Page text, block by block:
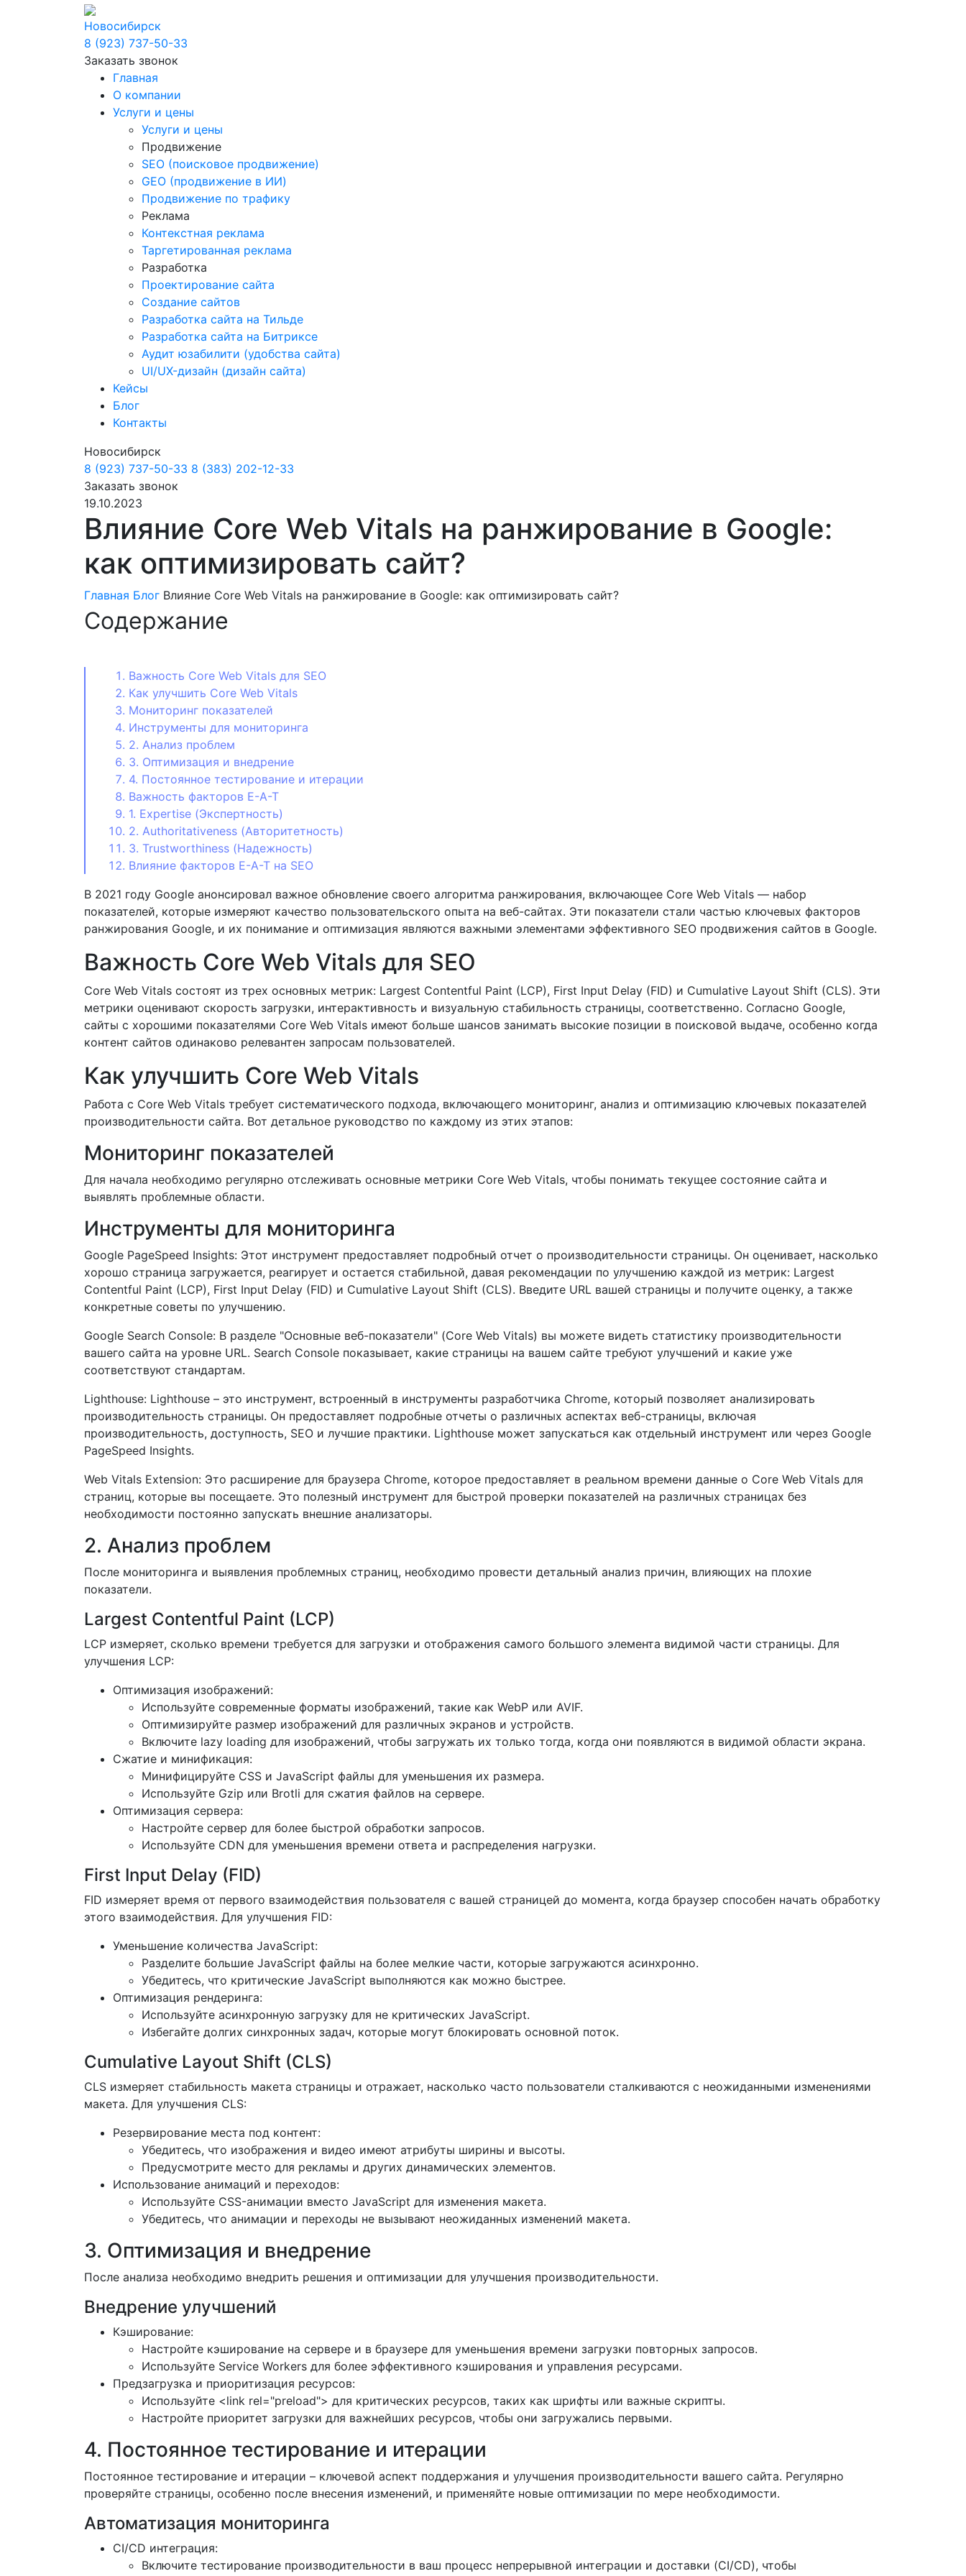
Новосибирск
8 (923) 737-50-33
Заказать звонок
Главная
О компании
Услуги и цены
Услуги и цены
Продвижение
SEO (поисковое продвижение)
GEO (продвижение в ИИ)
Продвижение по трафику
Реклама
Контекстная реклама
Таргетированная реклама
Разработка
Проектирование сайта
Создание сайтов
Разработка сайта на Тильде
Разработка сайта на Битриксе
Аудит юзабилити (удобства сайта)
UI/UX-дизайн (дизайн сайта)
Кейсы
Блог
Контакты
Новосибирск
8 (923) 737-50-33 8 (383) 202-12-33
Заказать звонок
19.10.2023
Влияние Core Web Vitals на ранжирование в Google:
как оптимизировать сайт?
Главная Блог Влияние Core Web Vitals на ранжирование в Google: как оптимизировать сайт?
Содержание
Важность Core Web Vitals для SEO
Как улучшить Core Web Vitals
Мониторинг показателей
Инструменты для мониторинга
2. Анализ проблем
3. Оптимизация и внедрение
4. Постоянное тестирование и итерации
Важность факторов E-A-T
1. Expertise (Экспертность)
2. Authoritativeness (Авторитетность)
3. Trustworthiness (Надежность)
Влияние факторов E-A-T на SEO
В 2021 году Google анонсировал важное обновление своего алгоритма ранжирования, включающее Core Web Vitals — набор
показателей, которые измеряют качество пользовательского опыта на веб-сайтах. Эти показатели стали частью ключевых факторов
ранжирования Google, и их понимание и оптимизация являются важными элементами эффективного SEO продвижения сайтов в Google.
Важность Core Web Vitals для SEO
Core Web Vitals состоят из трех основных метрик: Largest Contentful Paint (LCP), First Input Delay (FID) и Cumulative Layout Shift (CLS). Эти
метрики оценивают скорость загрузки, интерактивность и визуальную стабильность страницы, соответственно. Согласно Google,
сайты с хорошими показателями Core Web Vitals имеют больше шансов занимать высокие позиции в поисковой выдаче, особенно когда
контент сайтов одинаково релевантен запросам пользователей.
Как улучшить Core Web Vitals
Работа с Core Web Vitals требует систематического подхода, включающего мониторинг, анализ и оптимизацию ключевых показателей
производительности сайта. Вот детальное руководство по каждому из этих этапов:
Мониторинг показателей
Для начала необходимо регулярно отслеживать основные метрики Core Web Vitals, чтобы понимать текущее состояние сайта и
выявлять проблемные области.
Инструменты для мониторинга
Google PageSpeed Insights: Этот инструмент предоставляет подробный отчет о производительности страницы. Он оценивает, насколько
хорошо страница загружается, реагирует и остается стабильной, давая рекомендации по улучшению каждой из метрик: Largest
Contentful Paint (LCP), First Input Delay (FID) и Cumulative Layout Shift (CLS). Введите URL вашей страницы и получите оценку, а также
конкретные советы по улучшению.
Google Search Console: В разделе "Основные веб-показатели" (Core Web Vitals) вы можете видеть статистику производительности
вашего сайта на уровне URL. Search Console показывает, какие страницы на вашем сайте требуют улучшений и какие уже
соответствуют стандартам.
Lighthouse: Lighthouse – это инструмент, встроенный в инструменты разработчика Chrome, который позволяет анализировать
производительность страницы. Он предоставляет подробные отчеты о различных аспектах веб-страницы, включая
производительность, доступность, SEO и лучшие практики. Lighthouse может запускаться как отдельный инструмент или через Google
PageSpeed Insights.
Web Vitals Extension: Это расширение для браузера Chrome, которое предоставляет в реальном времени данные о Core Web Vitals для
страниц, которые вы посещаете. Это полезный инструмент для быстрой проверки показателей на различных страницах без
необходимости постоянно запускать внешние анализаторы.
2. Анализ проблем
После мониторинга и выявления проблемных страниц, необходимо провести детальный анализ причин, влияющих на плохие
показатели.
Largest Contentful Paint (LCP)
LCP измеряет, сколько времени требуется для загрузки и отображения самого большого элемента видимой части страницы. Для
улучшения LCP:
Оптимизация изображений:
Используйте современные форматы изображений, такие как WebP или AVIF.
Оптимизируйте размер изображений для различных экранов и устройств.
Включите lazy loading для изображений, чтобы загружать их только тогда, когда они появляются в видимой области экрана.
Сжатие и минификация:
Минифицируйте CSS и JavaScript файлы для уменьшения их размера.
Используйте Gzip или Brotli для сжатия файлов на сервере.
Оптимизация сервера:
Настройте сервер для более быстрой обработки запросов.
Используйте CDN для уменьшения времени ответа и распределения нагрузки.
First Input Delay (FID)
FID измеряет время от первого взаимодействия пользователя с вашей страницей до момента, когда браузер способен начать обработку
этого взаимодействия. Для улучшения FID:
Уменьшение количества JavaScript:
Разделите большие JavaScript файлы на более мелкие части, которые загружаются асинхронно.
Убедитесь, что критические JavaScript выполняются как можно быстрее.
Оптимизация рендеринга:
Используйте асинхронную загрузку для не критических JavaScript.
Избегайте долгих синхронных задач, которые могут блокировать основной поток.
Cumulative Layout Shift (CLS)
CLS измеряет стабильность макета страницы и отражает, насколько часто пользователи сталкиваются с неожиданными изменениями
макета. Для улучшения CLS:
Резервирование места под контент:
Убедитесь, что изображения и видео имеют атрибуты ширины и высоты.
Предусмотрите место для рекламы и других динамических элементов.
Использование анимаций и переходов:
Используйте CSS-анимации вместо JavaScript для изменения макета.
Убедитесь, что анимации и переходы не вызывают неожиданных изменений макета.
3. Оптимизация и внедрение
После анализа необходимо внедрить решения и оптимизации для улучшения производительности.
Внедрение улучшений
Кэширование:
Настройте кэширование на сервере и в браузере для уменьшения времени загрузки повторных запросов.
Используйте Service Workers для более эффективного кэширования и управления ресурсами.
Предзагрузка и приоритизация ресурсов:
Используйте <link rel="preload"> для критических ресурсов, таких как шрифты или важные скрипты.
Настройте приоритет загрузки для важнейших ресурсов, чтобы они загружались первыми.
4. Постоянное тестирование и итерации
Постоянное тестирование и итерации – ключевой аспект поддержания и улучшения производительности вашего сайта. Регулярно
проверяйте страницы, особенно после внесения изменений, и применяйте новые оптимизации по мере необходимости.
Автоматизация мониторинга
CI/CD интеграция:
Включите тестирование производительности в ваш процесс непрерывной интеграции и доставки (CI/CD), чтобы